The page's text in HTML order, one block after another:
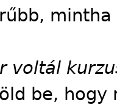
voltál
be,